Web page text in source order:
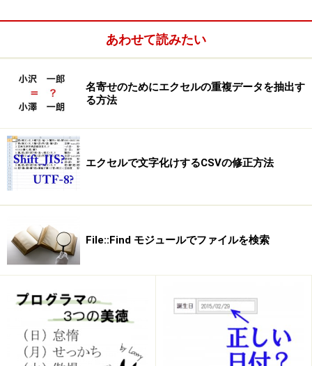
あわせて読みたい
名寄せのためにエクセルの重複データを抽出す
る方法
エクセルで文字化けするCSVの修正方法
File::Find モジュールでファイルを検索